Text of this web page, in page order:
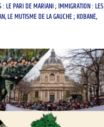
LE PARI DE MARIANI ; IMMIGRATION : LES
LE MUTISME DE LA GAUCHE ; KOBANÉ,